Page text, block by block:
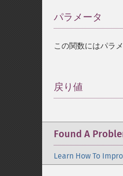
パラメータ
この関数にはパラ
戻り値
Found A
Learn How To